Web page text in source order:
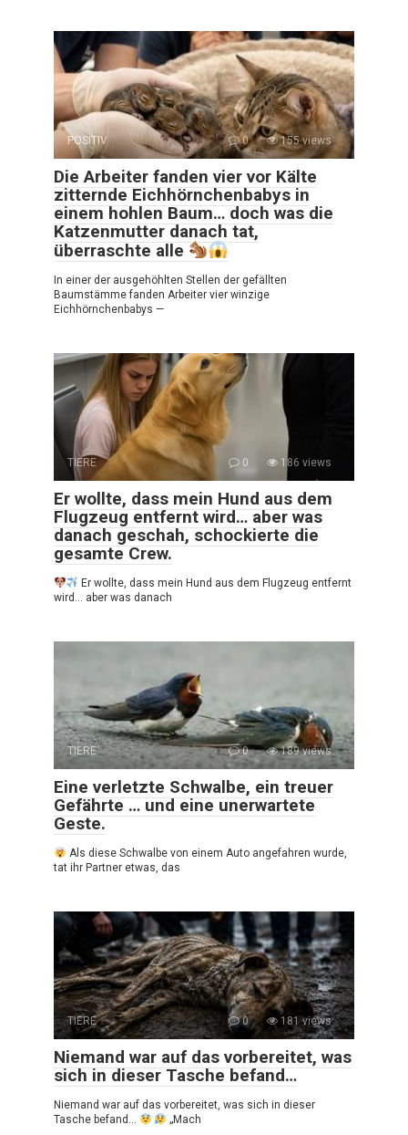
POSITIV 0 155 views
Die Arbeiter fanden vier vor Kälte
zitternde Eichhörnchenbabys in
einem hohlen Baum… doch was die
Katzenmutter danach tat,
überraschte alle
In einer der ausgehöhlten Stellen der gefällten
Baumstämme fanden Arbeiter vier winzige
Eichhörnchenbabys —
TIERE 0 186 views
Er wollte, dass mein Hund aus dem
Flugzeug entfernt wird… aber was
danach geschah, schockierte die
gesamte Crew.
Er wollte, dass mein Hund aus dem Flugzeug entfernt
wird… aber was danach
TIERE 0 189 views
Eine verletzte Schwalbe, ein treuer
Gefährte … und eine unerwartete
Geste.
Als diese Schwalbe von einem Auto angefahren wurde,
tat ihr Partner etwas, das
TIERE 0 181 views
Niemand war auf das vorbereitet, was
sich in dieser Tasche befand…
Niemand war auf das vorbereitet, was sich in dieser
Tasche befand…
„Mach